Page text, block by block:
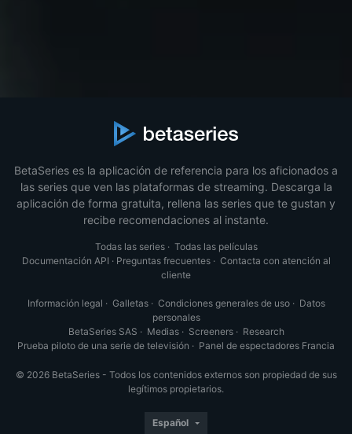
BetaSeries es la aplicación de referencia para los aficionados a
las series que ven las plataformas de streaming. Descarga la
aplicación de forma gratuita, rellena las series que te gustan y
recibe recomendaciones al instante.
Todas las series· Todas las películas
Documentación API · Preguntas frecuentes· Contacta con atención al
cliente
Información legal · Galletas· Condiciones generales de uso· Datos
personales
BetaSeries SAS · Medias· Screeners· Research
Prueba piloto de una serie de televisión · Panel de espectadores Francia
© 2026 BetaSeries - Todos los contenidos externos son propiedad de sus
legítimos propietarios.
Español